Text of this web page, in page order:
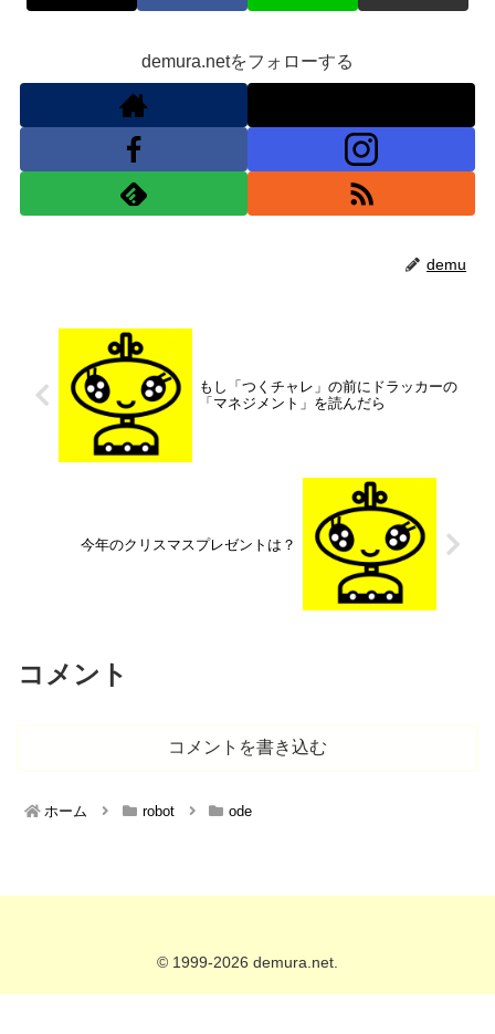
demura.netをフォローする
demu
もし「つくチャレ」の前にドラッカーの
「マネジメント」を読んだら
今年のクリスマスプレゼントは？
コメント
コメントを書き込む
ホーム robot ode
© 1999-2026 demura.net.